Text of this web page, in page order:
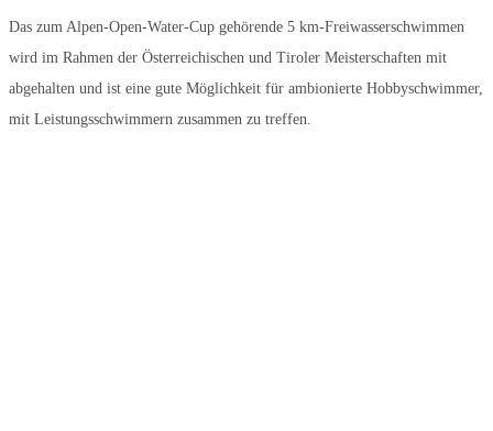
Das zum Alpen-Open-Water-Cup gehörende 5 km-Freiwasserschwimmen
wird im Rahmen der Österreichischen und Tiroler Meisterschaften mit
abgehalten und ist eine gute Möglichkeit für ambionierte Hobbyschwimmer,
mit Leistungsschwimmern zusammen zu treffen.